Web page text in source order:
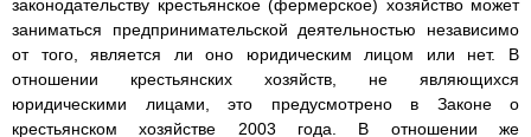
законодательству крестьянское (фермерское) хозяйство может
заниматься предпринимательской деятельностью независимо
от того, является ли оно юридическим лицом или нет. В
отношении крестьянских хозяйств, не являющихся
юридическими лицами, это предусмотрено в Законе о
крестьянском хозяйстве 2003 года. В отношении же